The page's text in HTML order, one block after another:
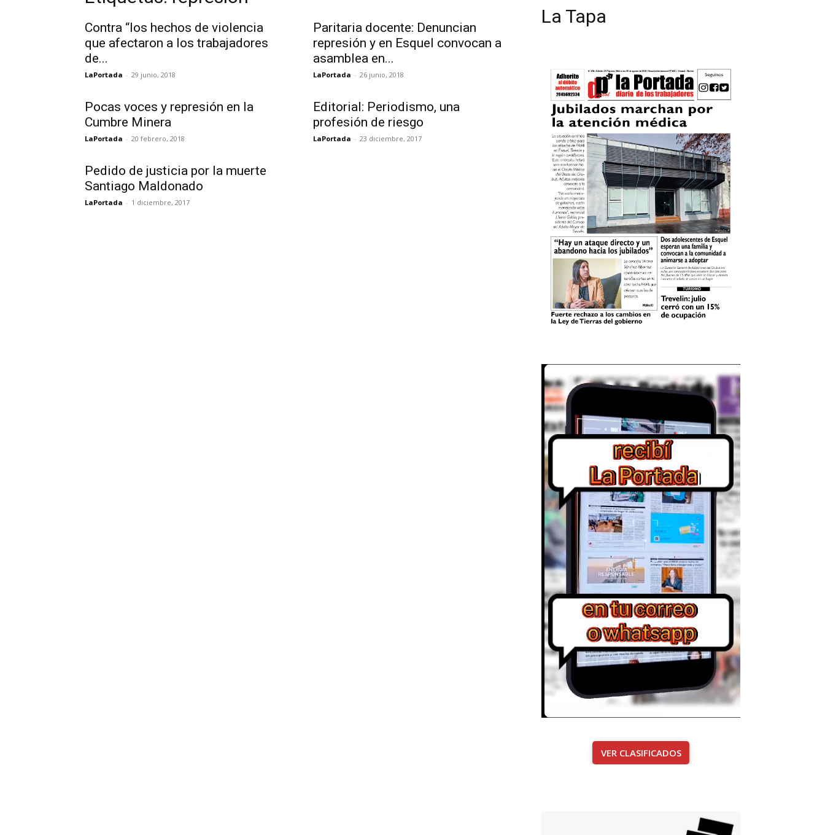
Contra “los hechos de violencia
que afectaron a los trabajadores
de...
LaPortada - 29 junio, 2018
Paritaria docente: Denuncian
represión y en Esquel convocan a
asamblea en...
LaPortada - 26 junio, 2018
Pocas voces y represión en la
Cumbre Minera
LaPortada - 20 febrero, 2018
Editorial: Periodismo, una
profesión de riesgo
LaPortada - 23 diciembre, 2017
Pedido de justicia por la muerte
Santiago Maldonado
LaPortada - 1 diciembre, 2017
La Tapa
VER CLASIFICADOS